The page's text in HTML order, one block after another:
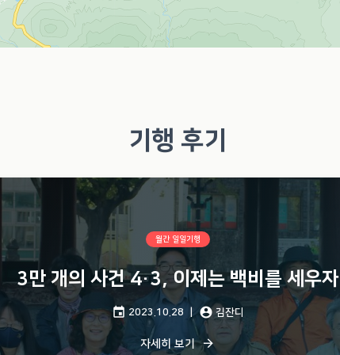
기행 후기
월간 일일기행
3만 개의 사건 4·3, 이제는 백비를 세우자
event 게시일:
2023.10.28 account_circle 글쓴이
김잔디
자세히 보기 arrow_forward